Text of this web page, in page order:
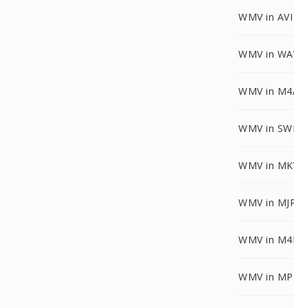
WMV in AVI
WMV in
WMV in
WMV in
WMV in
WMV in
WMV in
WMV in